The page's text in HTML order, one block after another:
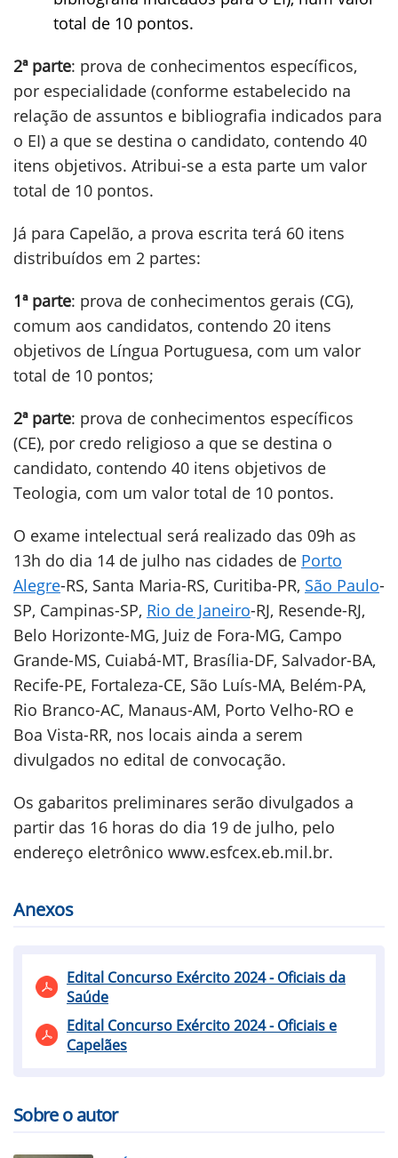
total de 10 pontos.
2ª parte: prova de conhecimentos específicos,
por especialidade (conforme estabelecido na
relação de assuntos e bibliografia indicados para
o EI) a que se destina o candidato, contendo 40
itens objetivos. Atribui-se a esta parte um valor
total de 10 pontos.
Já para Capelão, a prova escrita terá 60 itens
distribuídos em 2 partes:
1ª parte: prova de conhecimentos gerais (CG),
comum aos candidatos, contendo 20 itens
objetivos de Língua Portuguesa, com um valor
total de 10 pontos;
2ª parte: prova de conhecimentos específicos
(CE), por credo religioso a que se destina o
candidato, contendo 40 itens objetivos de
Teologia, com um valor total de 10 pontos.
O exame intelectual será realizado das 09h as
13h do dia 14 de julho nas cidades de Porto
Alegre-RS, Santa Maria-RS, Curitiba-PR, São Paulo-
SP, Campinas-SP, Rio de Janeiro-RJ, Resende-RJ,
Belo Horizonte-MG, Juiz de Fora-MG, Campo
Grande-MS, Cuiabá-MT, Brasília-DF, Salvador-BA,
Recife-PE, Fortaleza-CE, São Luís-MA, Belém-PA,
Rio Branco-AC, Manaus-AM, Porto Velho-RO e
Boa Vista-RR, nos locais ainda a serem
divulgados no edital de convocação.
Os gabaritos preliminares serão divulgados a
partir das 16 horas do dia 19 de julho, pelo
endereço eletrônico www.esfcex.eb.mil.br.
Anexos
Edital Concurso Exército 2024 - Oficiais da
Saúde
Edital Concurso Exército 2024 - Oficiais e
Capelães
Sobre o autor